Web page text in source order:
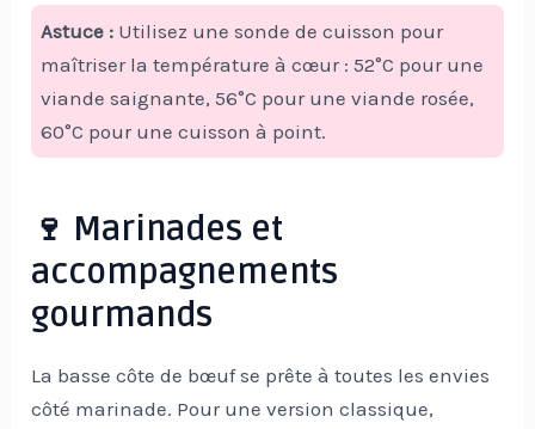
Astuce : Utilisez une sonde de cuisson pour
maîtriser la température à cœur : 52°C pour une
viande saignante, 56°C pour une viande rosée,
60°C pour une cuisson à point.
🍷 Marinades et
accompagnements
gourmands
La basse côte de bœuf se prête à toutes les envies
côté marinade. Pour une version classique,